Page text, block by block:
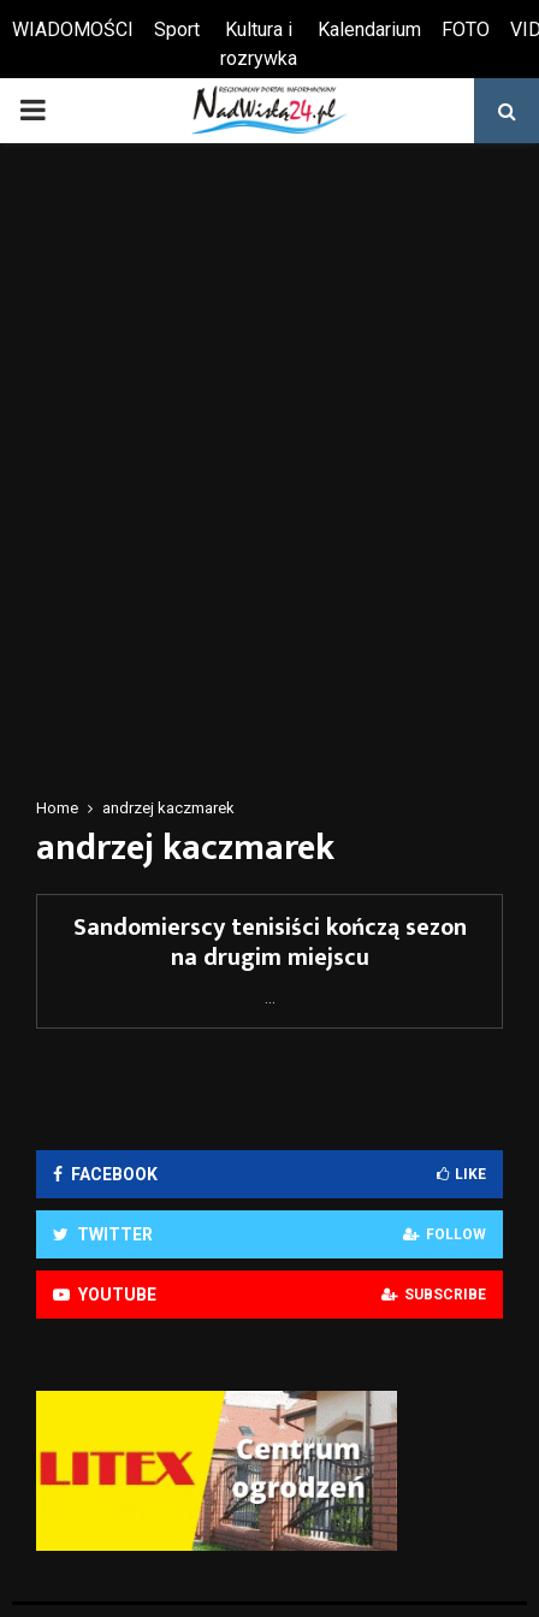
Otwórz pasek narzędzi
WIADOMOŚCI Sport
Kultura i
rozrywka
Kalendarium FOTO
PRIMARY
Home andrzej kaczmarek
andrzej kaczmarek
Sandomierscy tenisiści kończą sezon
na drugim miejscu
FACEBOOK LIKE
TWITTER FOLLOW
YOUTUBE SUBSCRIBE